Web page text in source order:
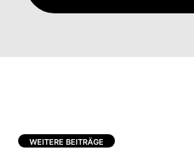
WEITERE BEITRÄGE